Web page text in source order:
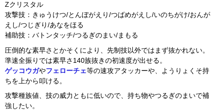
Zクリスタル
攻撃技：きゅうけつ/とんぼがえり/つばめがえし/いのちがけ/おんが
えし/つじぎり/あなをほる
補助技：バトンタッチ/つるぎのまい/まもる
圧倒的な素早さとかそくにより、先制技以外ではまず抜かれない。
準速全振りでは素早さ140族抜きの初速度が出せる。
ゲッコウガやフェローチェ等の速攻アタッカーや、ようりょくそ持
ちを上から叩ける。
攻撃種族値、技の威力ともに低いので、持ち物やつるぎのまいで補
強したい。